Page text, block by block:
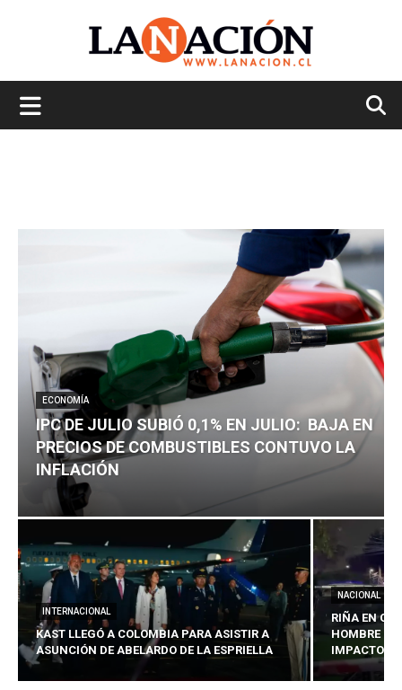
ECONOMÍA
IPC DE JULIO SUBIÓ 0,1% EN JULIO: BAJA EN
PRECIOS DE COMBUSTIBLES CONTUVO LA
INFLACIÓN
INTERNACIONAL
KAST LLEGÓ A COLOMBIA PARA ASISTIR A
ASUNCIÓN DE ABELARDO DE LA ESPRIELLA
NACIONAL
RIÑA EN
HOMBRE
IMPACTOS